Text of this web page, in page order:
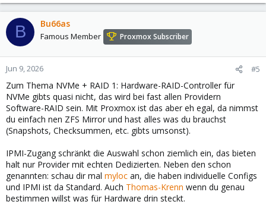
a
c
t
o
n
s
:
B Bu66as
Famous Member Proxmox Subscriber
Jun 9, 2026 #5
Zum Thema NVMe + RAID 1: Hardware-RAID-Controller für
NVMe gibts quasi nicht, das wird bei fast allen Providern
Software-RAID sein. Mit Proxmox ist das aber eh egal, da nimmst
du einfach nen ZFS Mirror und hast alles was du brauchst
(Snapshots, Checksummen, etc. gibts umsonst).
IPMI-Zugang schränkt die Auswahl schon ziemlich ein, das bieten
halt nur Provider mit echten Dedizierten. Neben den schon
genannten: schau dir mal myloc an, die haben individuelle Configs
und IPMI ist da Standard. Auch Thomas-Krenn wenn du genau
bestimmen willst was für Hardware drin steckt.